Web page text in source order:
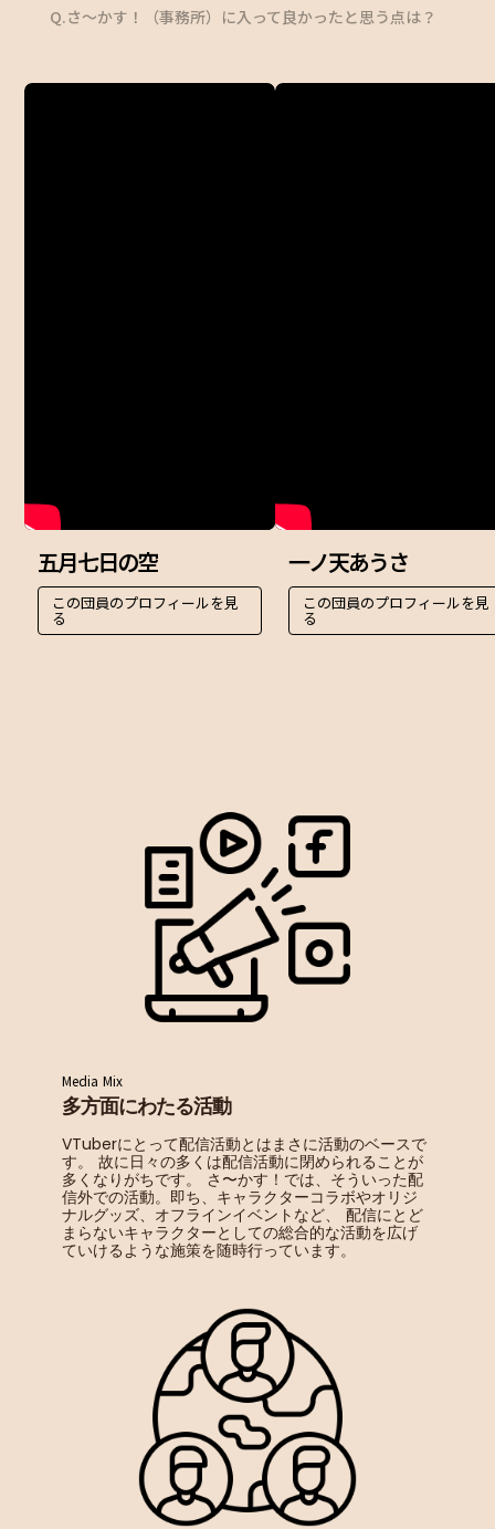
Q.さ〜かす！（事務所）に入って良かったと思う点は？
五月七日の空
この団員のプロフィールを見
る
一ノ天あうさ
この団員のプロフィールを見
る
Media Mix
多方面にわたる活動
VTuberにとって配信活動とはまさに活動のベースで
す。 故に日々の多くは配信活動に閉められることが
多くなりがちです。 さ〜かす！では、そういった配
信外での活動。即ち、キャラクターコラボやオリジ
ナルグッズ、オフラインイベントなど、 配信にとど
まらないキャラクターとしての総合的な活動を広げ
ていけるような施策を随時行っています。